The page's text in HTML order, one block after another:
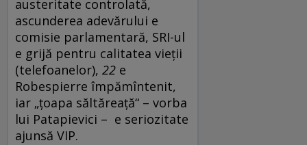
austeritate controlată,
ascunderea adevărului e
comisie parlamentară, SRI-ul
e grijă pentru calitatea vieții
(telefoanelor), 22 e
Robespierre împămîntenit,
iar „țoapa săltăreață“ – vorba
lui Patapievici – e seriozitate
ajunsă VIP.